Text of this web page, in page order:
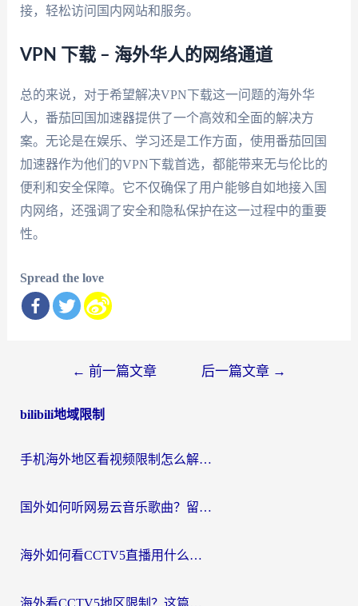
接，轻松访问国内网站和服务。
VPN 下载 – 海外华人的网络通道
总的来说，对于希望解决VPN下载这一问题的海外华
人，番茄回国加速器提供了一个高效和全面的解决方
案。无论是在娱乐、学习还是工作方面，使用番茄回国
加速器作为他们的VPN下载首选，都能带来无与伦比的
便利和安全保障。它不仅确保了用户能够自如地接入国
内网络，还强调了安全和隐私保护在这一过程中的重要
性。
Spread the love
导
← 前一篇文章 后一篇文章 →
bilibili地域限制
手机海外地区看视频限制怎么解决？留学生亲测有效的回国加速器指南
国外如何听网易云音乐歌曲？留学生亲测有效的回国加速方案
海外如何看CCTV5直播用什么平台？2026最新指南：看欧洲杯、中超、奥运不再卡
海外看CCTV5地区限制？这篇指南帮你流畅看欧洲杯、NBA还听中文解说